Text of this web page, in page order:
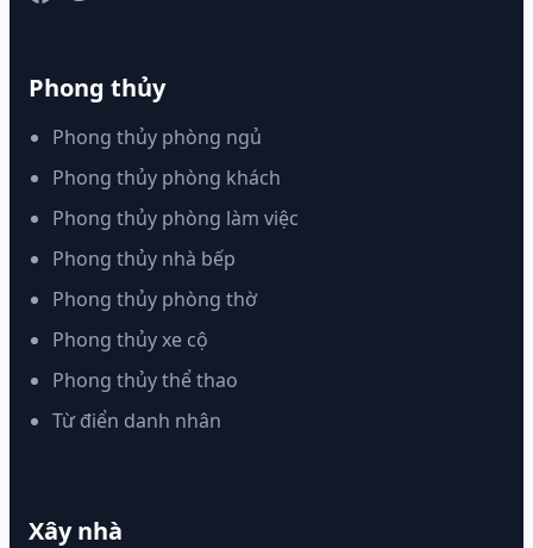
Phong thủy
Phong thủy phòng ngủ
Phong thủy phòng khách
Phong thủy phòng làm việc
Phong thủy nhà bếp
Phong thủy phòng thờ
Phong thủy xe cộ
Phong thủy thể thao
Từ điển danh nhân
Xây nhà